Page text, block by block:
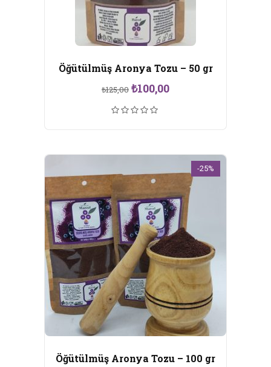
Öğütülmüş Aronya Tozu – 50 gr
₺125,00 Orijinal
fiyat:
₺125,00.
₺100,00Şu
-25%
Öğütülmüş Aronya Tozu – 100 gr